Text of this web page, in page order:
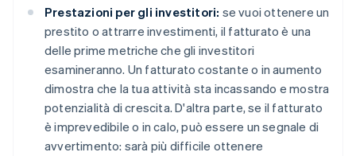
Prestazioni per gli investitori: se vuoi ottenere un
prestito o attrarre investimenti, il fatturato è una
delle prime metriche che gli investitori
esamineranno. Un fatturato costante o in aumento
dimostra che la tua attività sta incassando e mostra
potenzialità di crescita. D'altra parte, se il fatturato
è imprevedibile o in calo, può essere un segnale di
avvertimento: sarà più difficile ottenere